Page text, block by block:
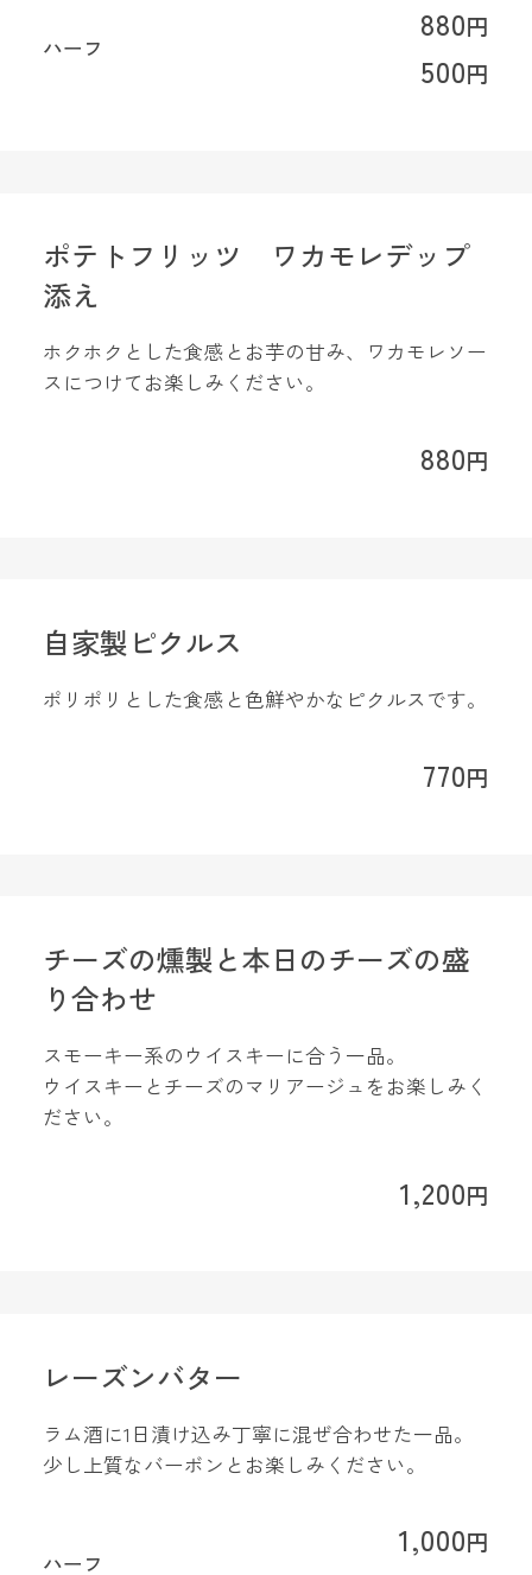
880円
ハーフ
500円
880円
ポテトフリッツ ワカモレデップ
添え
ホクホクとした食感とお芋の甘み、ワカモレソー
スにつけてお楽しみください。
770円
自家製ピクルス
ポリポリとした食感と色鮮やかなピクルスです。
1,200円
チーズの燻製と本日のチーズの盛
り合わせ
スモーキー系のウイスキーに合う一品。
ウイスキーとチーズのマリアージュをお楽しみく
ださい。
1,000円
ハーフ
レーズンバター
ラム酒に1日漬け込み丁寧に混ぜ合わせた一品。
少し上質なバーボンとお楽しみください。